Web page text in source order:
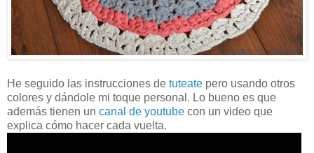
He seguido las instrucciones de tuteate pero usando otros
colores y dándole mi toque personal. Lo bueno es que
además tienen un canal de youtube con un video que
explica cómo hacer cada vuelta.